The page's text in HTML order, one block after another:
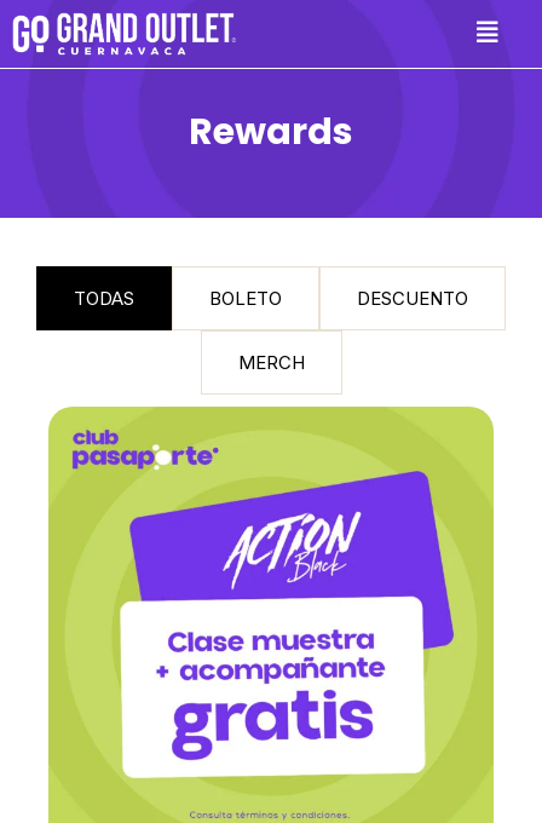
Skip
to
Rewards
BOLETO DESCUENTO
MERCH
TODAS